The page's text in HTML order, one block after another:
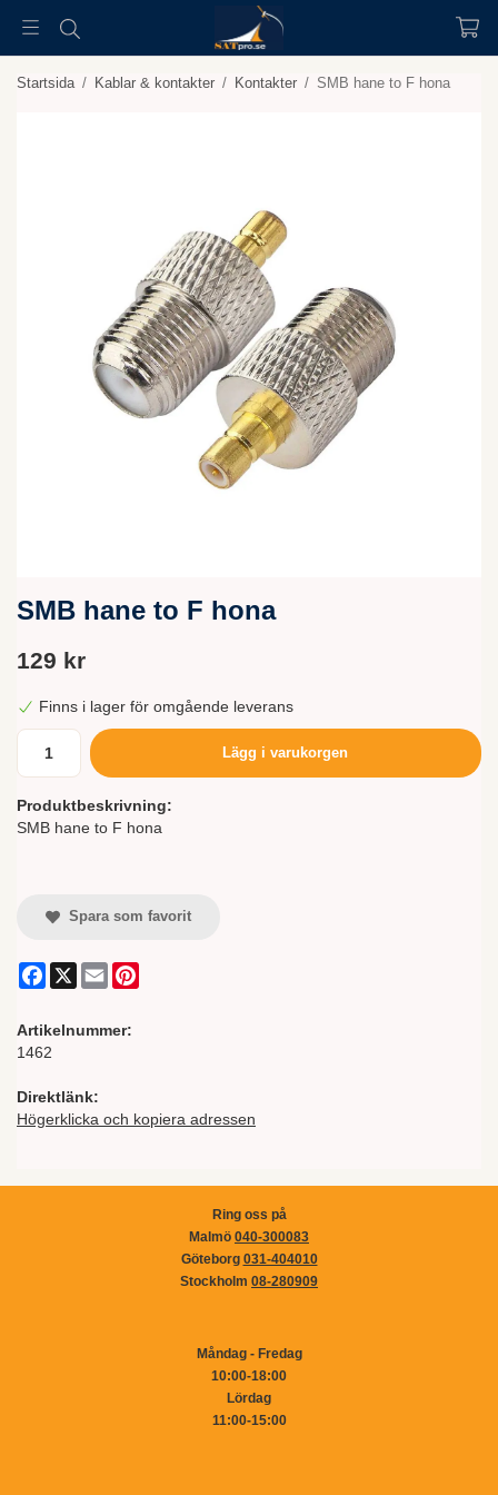
Startsida / Kablar & kontakter / Kontakter / SMB hane to F hona
SMB hane to F hona
129 kr
Finns i lager för omgående leverans
Lägg i varukorgen
Produktbeskrivning:
SMB hane to F hona
Spara som favorit
Facebook
X Email
Artikelnummer:
1462
Direktlänk:
Högerklicka och kopiera adressen
Ring oss på
Malmö 040-300083
Göteborg 031-404010
Stockholm 08-280909
Måndag - Fredag
10:00-18:00
Lördag
11:00-15:00